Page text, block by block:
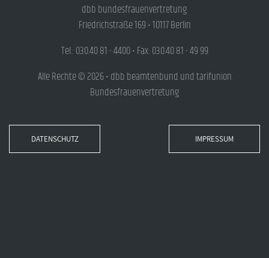
dbb bundesfrauenvertretung
Friedrichstraße 169 • 10117 Berlin
Tel.: 030.40 81 - 4400 • Fax: 030.40 81 - 49 99
Alle Rechte © 2026 • dbb beamtenbund und tarifunion
Bundesfrauenvertretung
DATENSCHUTZ IMPRESSUM